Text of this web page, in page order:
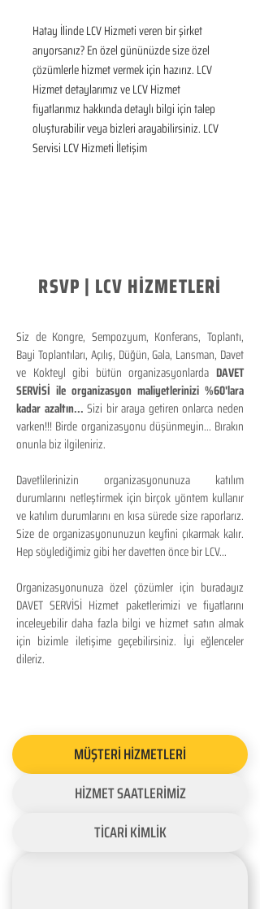
Hatay İlinde LCV Hizmeti veren bir şirket
arıyorsanız? En özel gününüzde size özel
çözümlerle hizmet vermek için hazırız. LCV
Hizmet detaylarımız ve LCV Hizmet
fiyatlarımız hakkında detaylı bilgi için talep
oluşturabilir veya bizleri arayabilirsiniz. LCV
Servisi LCV Hizmeti İletişim
RSVP | LCV HİZMETLERİ
Siz de Kongre, Sempozyum, Konferans, Toplantı,
Bayi Toplantıları, Açılış, Düğün, Gala, Lansman, Davet
ve Kokteyl gibi bütün organizasyonlarda DAVET
SERVİSİ ile organizasyon maliyetlerinizi %60'lara
kadar azaltın...Sizi bir araya getiren onlarca neden
varken!!! Birde organizasyonu düşünmeyin... Bırakın
onunla biz ilgileniriz.
Davetlilerinizin organizasyonunuza katılım
durumlarını netleştirmek için birçok yöntem kullanır
ve katılım durumlarını en kısa sürede size raporlarız.
Size de organizasyonunuzun keyfini çıkarmak kalır.
Hep söylediğimiz gibi her davetten önce bir LCV...
Organizasyonunuza özel çözümler için buradayız
DAVET SERVİSİ Hizmet paketlerimizi ve fiyatlarını
inceleyebilir daha fazla bilgi ve hizmet satın almak
için bizimle iletişime geçebilirsiniz. İyi eğlenceler
dileriz.
MÜŞTERİ HİZMETLERİ
HİZMET SAATLERİMİZ
TİCARİ KİMLİK